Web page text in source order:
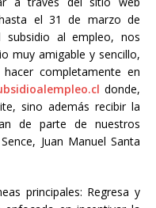
el 31 de marzo de
subsidio al empleo, nos
muy amigable y sencillo,
completamente en
donde,
sino además recibir la
de parte de nuestros
Juan Manuel Santa
principales: Regresa y